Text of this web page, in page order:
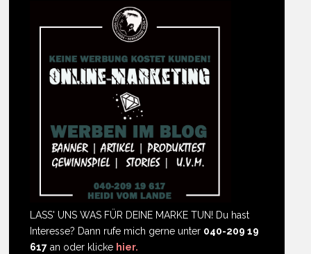
LASS' UNS WAS FÜR DEINE MARKE TUN! Du hast
Interesse? Dann rufe mich gerne unter 040-209 19
617 an oder klicke hier.